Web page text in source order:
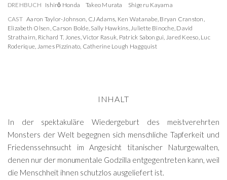
DREHBUCH Ishirō Honda Takeo Murata
Shigeru Kayama
CAST Aaron Taylor-Johnson CJ Adams Ken Watanabe, Bryan Cranston
Elizabeth Olsen Carson Bolde, Sally Hawkins Juliette Binoche, David
Strathairn Richard T. Jones ,Victor Rasuk Patrick Sabongui Jared Keeso Luc
Roderique James Pizzinato Catherine Lough Haggquist
INHALT
In der spektakuläre Wiedergeburt des meistverehrten
Monsters der Welt begegnen sich menschliche Tapferkeit und
Friedenssehnsucht im Angesicht titanischer Naturgewalten,
denen nur der monumentale Godzilla entgegentreten kann, weil
die Menschheit ihnen schutzlos ausgeliefert ist.